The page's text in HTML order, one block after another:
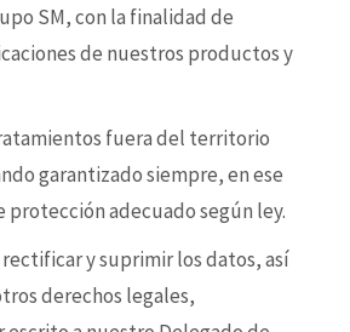
SM, con la finalidad de
de nuestros productos y
fuera del territorio
garantizado siempre, en ese
protección adecuado según ley.
y suprimir los datos, así
derechos legales,